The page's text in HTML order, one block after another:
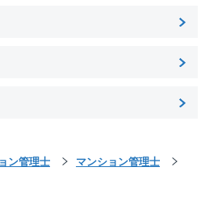
ン管理士
マンション管理士